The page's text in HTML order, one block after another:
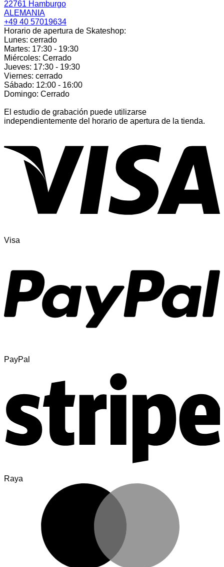
22761 Hamburgo
ALEMANIA
+49 40 57019634
Horario de apertura de Skateshop:
Lunes: cerrado
Martes: 17:30 - 19:30
Miércoles: Cerrado
Jueves: 17:30 - 19:30
Viernes: cerrado
Sábado: 12:00 - 16:00
Domingo: Cerrado
El estudio de grabación puede utilizarse
independientemente del horario de apertura de la tienda.
Visa
PayPal
Raya